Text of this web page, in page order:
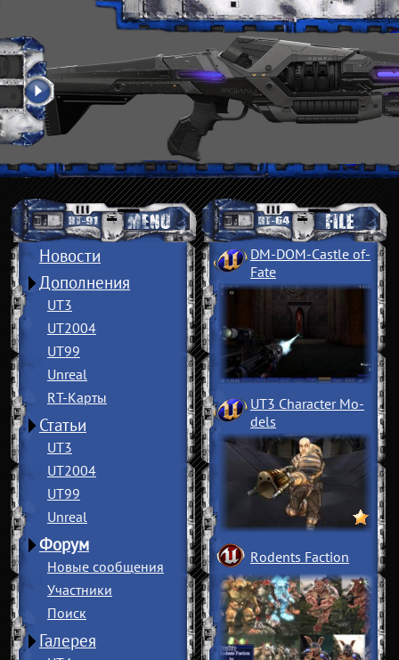
Новости
Дополнения
UT3
UT2004
UT99
Unreal
RT-Карты
Статьи
UT3
UT2004
UT99
Unreal
Форум
Новые сообщения
Участники
Поиск
Галерея
DM-DOM-Castle of­
Fate
UT3 Character Mo­
dels
Rodents Faction